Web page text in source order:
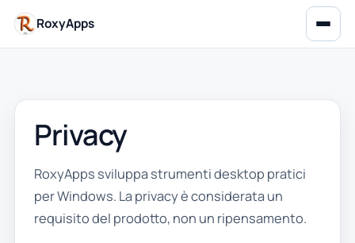
RoxyApps
Privacy
RoxyApps sviluppa strumenti desktop pratici
per Windows. La privacy è considerata un
requisito del prodotto, non un ripensamento.